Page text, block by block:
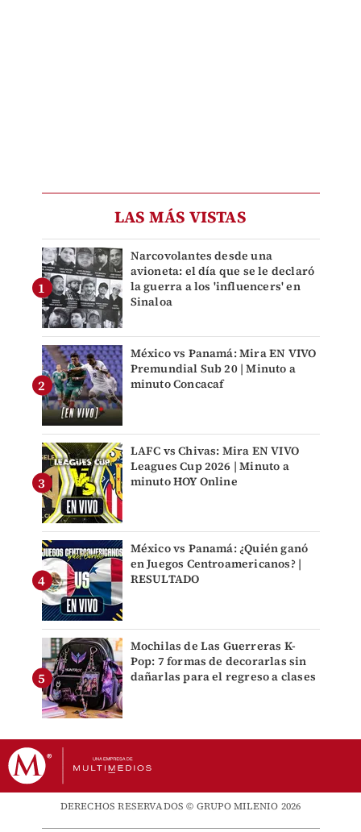
LAS MÁS VISTAS
Narcovolantes desde una
avioneta: el día que se le declaró
la guerra a los 'influencers' en
Sinaloa
México vs Panamá: Mira EN VIVO
Premundial Sub 20 | Minuto a
minuto Concacaf
LAFC vs Chivas: Mira EN VIVO
Leagues Cup 2026 | Minuto a
minuto HOY Online
México vs Panamá: ¿Quién ganó
en Juegos Centroamericanos? |
RESULTADO
Mochilas de Las Guerreras K-
Pop: 7 formas de decorarlas sin
dañarlas para el regreso a clases
DERECHOS RESERVADOS © GRUPO MILENIO 2026